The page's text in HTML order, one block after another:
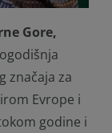
Gore,
značaja za
Evrope i
godine i